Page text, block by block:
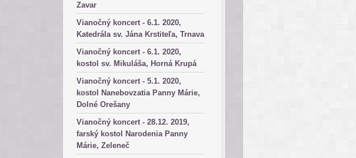
Zavar
Vianočný koncert - 6.1. 2020,
Katedrála sv. Jána Krstiteľa, Trnava
Vianočný koncert - 6.1. 2020,
kostol sv. Mikuláša, Horná Krupá
Vianočný koncert - 5.1. 2020,
kostol Nanebovzatia Panny Márie,
Dolné Orešany
Vianočný koncert - 28.12. 2019,
farský kostol Narodenia Panny
Márie, Zeleneč